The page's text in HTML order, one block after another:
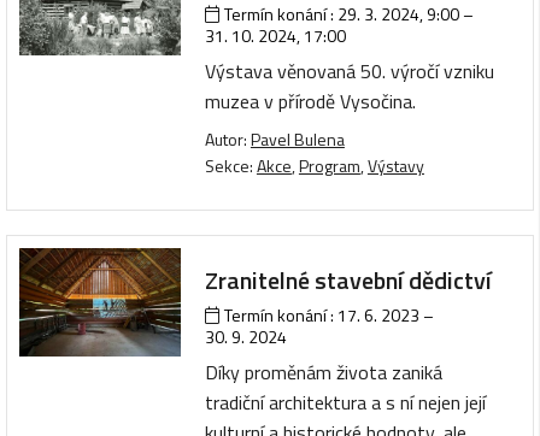
Termín konání : 29. 3. 2024, 9:00–
31. 10. 2024, 17:00
Výstava věnovaná 50. výročí vzniku
muzea v přírodě Vysočina.
Autor:Pavel Bulena
Sekce:Akce,Program,Výstavy
Zranitelné stavební dědictví
Termín konání : 17. 6. 2023 –
30. 9. 2024
Díky proměnám života zaniká
tradiční architektura a s ní nejen její